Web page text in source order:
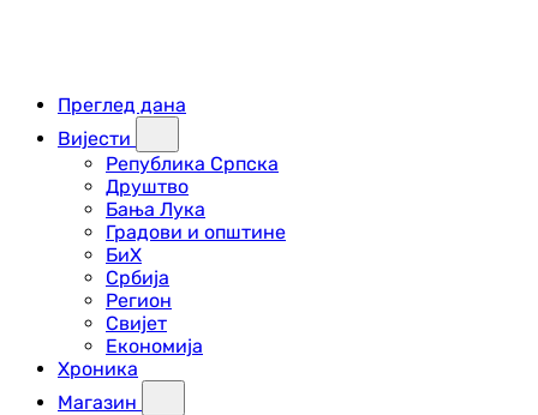
Преглед дана
Вијести
Република Српска
Друштво
Бања Лука
Градови и општине
БиХ
Србија
Регион
Свијет
Економија
Хроника
Магазин